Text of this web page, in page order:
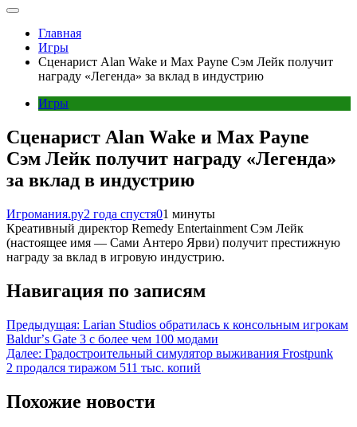
Главная
Игры
Сценарист Alan Wake и Max Payne Сэм Лейк получит
награду «Легенда» за вклад в индустрию
Игры
Сценарист Alan Wake и Max Payne
Сэм Лейк получит награду «Легенда»
за вклад в индустрию
Игромания.ру2 года спустя01 минуты
Креативный директор Remedy Entertainment Сэм Лейк
(настоящее имя — Сами Антеро Ярви) получит престижную
награду за вклад в игровую индустрию.
Навигация по записям
Предыдущая: Larian Studios обратилась к консольным игрокам
Baldurʼs Gate 3 с более чем 100 модами
Далее: Градостроительный симулятор выживания Frostpunk
2 продался тиражом 511 тыс. копий
Похожие новости